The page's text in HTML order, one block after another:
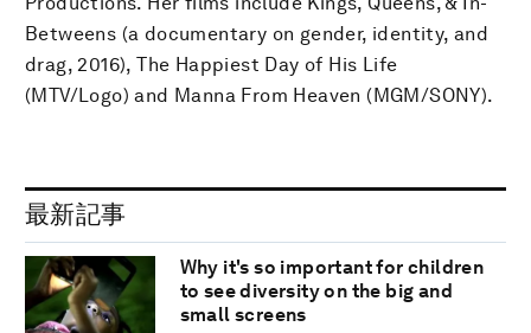
Betweens (a documentary on gender, identity, and
drag, 2016), The Happiest Day of His Life
(MTV/Logo) and Manna From Heaven (MGM/SONY).
最新記事
Why it's so important for children
to see diversity on the big and
small screens